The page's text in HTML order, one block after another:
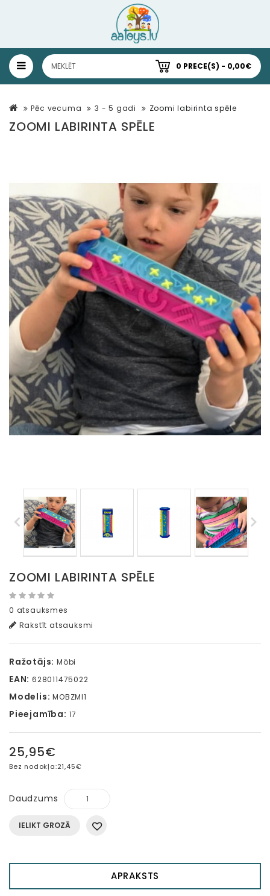
0 PRECE(S) - 0,00€
Pēc vecuma 3 - 5 gadi Zoomi labirinta spēle
ZOOMI LABIRINTA SPĒLE
ZOOMI LABIRINTA SPĒLE
0 atsauksmes
Rakstīt atsauksmi
Ražotājs: Möbi
EAN: 628011475022
Modelis: MOBZMI1
Pieejamība: 17
25,95€
Bez nodokļa:21,45€
Daudzums
IELIKT GROZĀ
APRAKSTS